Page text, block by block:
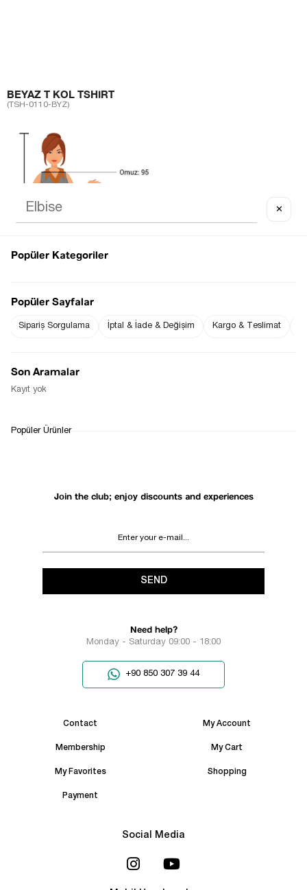
BEYAZ T KOL TSHIRT
(TSH-0110-BYZ)
Notify me when
Notify Me When Available
RETURN AND EXCHANGE
Join the club; enjoy discounts and experiences
SEND
Need help?
Monday - Saturday 09:00 - 18:00
+90 850 307 39 44
Contact My Account
Membership My Cart
My Favorites Shopping
Payment
Social Media
✕
Popüler Kategoriler
Popüler Sayfalar
Sipariş Sorgulama İptal & İade & Değişim Kargo & Teslimat
Son Aramalar
Kayıt yok
Popüler Ürünler